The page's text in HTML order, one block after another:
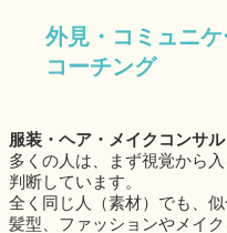
外見・コミュニ
コーチング
服装・ヘア・メイクコンサル
多くの人は、まず視覚から
判断しています。
全く同じ人（素材）でも、
髪型、ファッションやメイク